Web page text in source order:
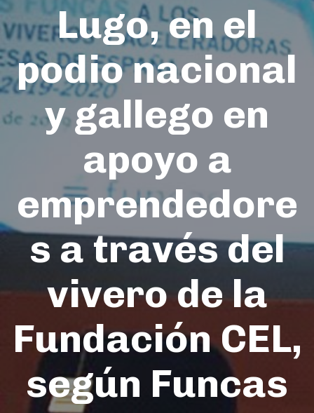
Lugo, en el
podio nacional
y gallego en
apoyo a
emprendedore
s a través del
vivero de la
Fundación CEL,
según Funcas